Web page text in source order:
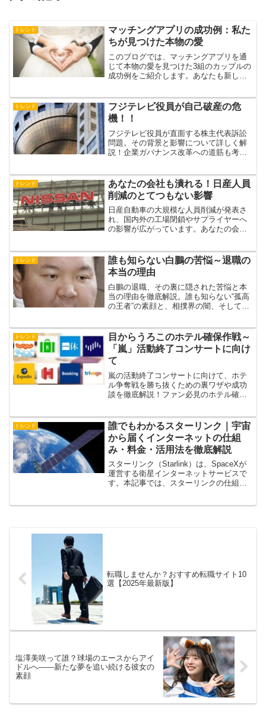
トレンド
マッチングアプリの成功例：私た
ちが見つけた本物の愛
このブログでは、マッチングアプリを通
じて本物の愛を見つけた3組のカップルの
成功例をご紹介します。あなたも新しい
トレンド
フジテレビ役員が自己破産の危
機！！
フジテレビ役員が直面する株主代表訴訟
問題。その背景と影響について詳しく解
説！企業ガバナンス改革への道筋も考察
トレンド
あなたの会社も潰れる！日産人員
削減のとてつもない影響
日産自動車の大規模な人員削減が発表さ
れ、国内外の工場閉鎖やサプライヤーへ
の影響が広がっています。あなたの会社
トレンド
誰も知らない白鵬の苦悩～退職の
本当の理由
白鵬の退職、その裏に隠された苦悩と本
当の理由を徹底解説。誰も知らない“孤高
の王者”の素顔と、相撲界の闇、そして彼
トレンド
目からうろこのホテル確保作戦～
「嵐」活動終了コンサートに向け
て
嵐の活動終了コンサートに向けて、ホテ
ル争奪戦を勝ち抜くための裏ワザや成功
談を徹底解説！ファン必見のホテル確保
トレンド
誰でもわかるスターリンク｜宇宙
から届くインターネットの仕組
み・料金・活用法を徹底解説
スターリンク（Starlink）は、SpaceXが
運営する衛星インターネットサービスで
す。本記事では、スターリンクの仕組
転職しませんか？おすすめ転職サイト10
選【2025年最新版】
塩澤美咲って誰？球場のエースからアイ
ドルへ――新たな夢を追い続ける彼女の
素顔